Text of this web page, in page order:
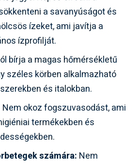
a savanyúságot és
ízeket, ami javítja a
ízprofilját.
bírja a magas hőmérsékletű
széles körben alkalmazható
és italokban.
Nem okoz fogszuvasodást, ami
termékekben és
számára: Nem